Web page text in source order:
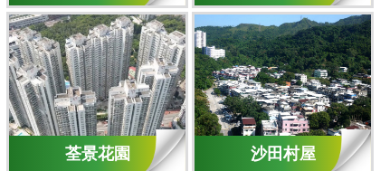
荃景花園 沙田村屋